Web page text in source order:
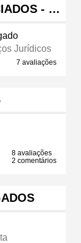
- …
Jurídicos
7 avaliações
8 avaliações
2 comentários